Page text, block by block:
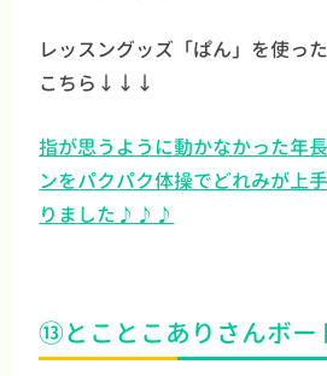
レッスングッズ「ぱん」を使っ
こちら↓↓↓
指が思うように動かなかった年
ンをパクパク体操でどれみが上
りました♪♪♪
⑬とことこありさんボー